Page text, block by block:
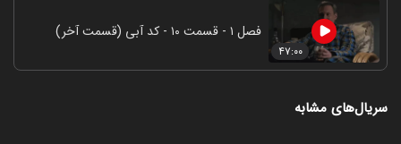
۴۷:۰۰
فصل ۱ - قسمت ۱۰ - کد آبی (قسمت آخر)
سریال‌های مشابه